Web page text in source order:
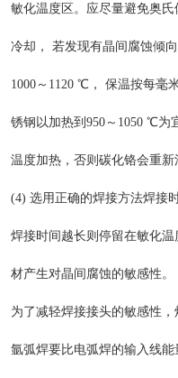
敏化温度区。应尽量避免奥
冷却， 若发现有晶间腐蚀倾
1000～1120 ℃， 保温按每毫
锈钢以加热到950～1050 ℃为
温度加热，否则碳化铬会重新
(4) 选用正确的焊接方法焊接
焊接时间越长则停留在敏化
材产生对晶间腐蚀的敏感性。
为了减轻焊接接头的敏感性
氩弧焊要比电弧焊的输入线